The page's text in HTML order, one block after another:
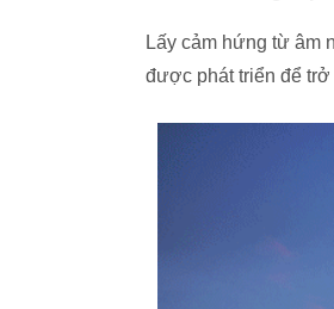
Lấy cảm hứng từ âm
được phát triển để